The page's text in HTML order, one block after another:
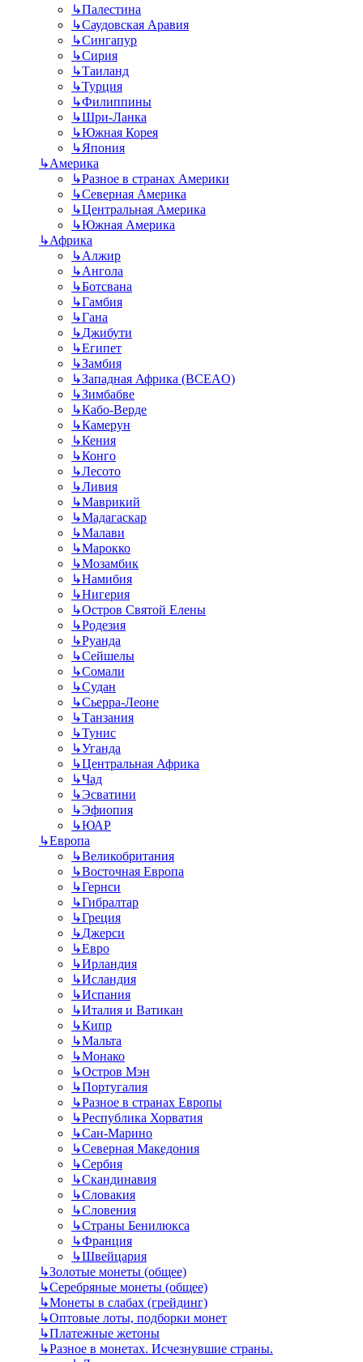
↳Палестина
↳Саудовская Аравия
↳Сингапур
↳Сирия
↳Таиланд
↳Турция
↳Филиппины
↳Шри-Ланка
↳Южная Корея
↳Япония
↳Америка
↳Разное в странах Америки
↳Северная Америка
↳Центральная Америка
↳Южная Америка
↳Африка
↳Алжир
↳Ангола
↳Ботсвана
↳Гамбия
↳Гана
↳Джибути
↳Египет
↳Замбия
↳Западная Африка (BCEAO)
↳Зимбабве
↳Кабо-Верде
↳Камерун
↳Кения
↳Конго
↳Лесото
↳Ливия
↳Маврикий
↳Мадагаскар
↳Малави
↳Марокко
↳Мозамбик
↳Намибия
↳Нигерия
↳Остров Святой Елены
↳Родезия
↳Руанда
↳Сейшелы
↳Сомали
↳Судан
↳Сьерра-Леоне
↳Танзания
↳Тунис
↳Уганда
↳Центральная Африка
↳Чад
↳Эсватини
↳Эфиопия
↳ЮАР
↳Европа
↳Великобритания
↳Восточная Европа
↳Гернси
↳Гибралтар
↳Греция
↳Джерси
↳Евро
↳Ирландия
↳Исландия
↳Испания
↳Италия и Ватикан
↳Кипр
↳Мальта
↳Монако
↳Остров Мэн
↳Португалия
↳Разное в странах Европы
↳Республика Хорватия
↳Сан-Марино
↳Северная Македония
↳Сербия
↳Скандинавия
↳Словакия
↳Словения
↳Страны Бенилюкса
↳Франция
↳Швейцария
↳Золотые монеты (общее)
↳Серебряные монеты (общее)
↳Монеты в слабах (грейдинг)
↳Оптовые лоты, подборки монет
↳Платежные жетоны
↳Разное в монетах. Исчезнувшие страны.